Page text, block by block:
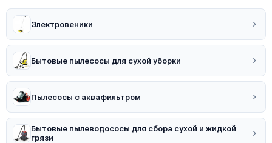
Электровеники
Бытовые пылесосы для сухой уборки
Пылесосы с аквафильтром
Бытовые пылеводососы для сбора сухой и жидкой
грязи